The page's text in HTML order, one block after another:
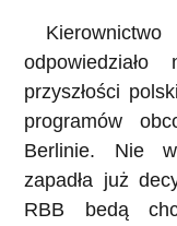
przyszłości
programów
Berlinie. Nie
zapadła już
RBB bedą